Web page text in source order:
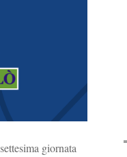
giornata